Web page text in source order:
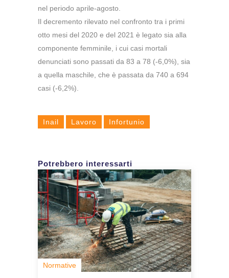
nel periodo aprile-agosto.
Il decremento rilevato nel confronto tra i primi
otto mesi del 2020 e del 2021 è legato sia alla
componente femminile, i cui casi mortali
denunciati sono passati da 83 a 78 (-6,0%), sia
a quella maschile, che è passata da 740 a 694
casi (-6,2%).
Inail Lavoro Infortunio
Potrebbero interessarti
Normative